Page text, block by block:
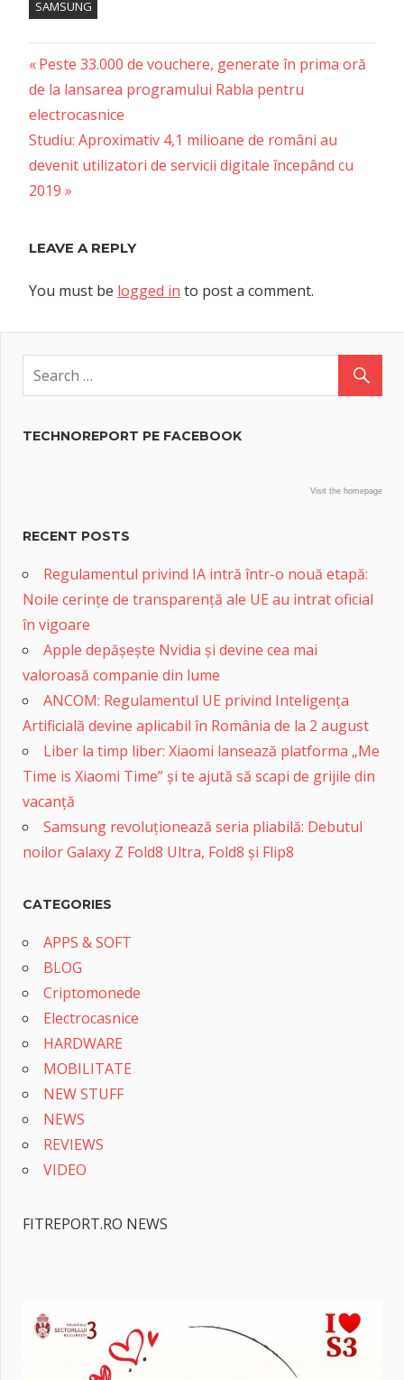
SAMSUNG
Post
navigation
Previous
Post:
Peste 33.000 de vouchere, generate în prima oră
de la lansarea programului Rabla pentru
electrocasnice
Next
Post:
Studiu: Aproximativ 4,1 milioane de români au
devenit utilizatori de servicii digitale începând cu
2019
LEAVE A REPLY
You must be logged in to post a comment.
TECHNOREPORT PE FACEBOOK
Visit the homepage
RECENT POSTS
Regulamentul privind IA intră într-o nouă etapă:
Noile cerințe de transparență ale UE au intrat oficial
în vigoare
Apple depășește Nvidia și devine cea mai
valoroasă companie din lume
ANCOM: Regulamentul UE privind Inteligența
Artificială devine aplicabil în România de la 2 august
Liber la timp liber: Xiaomi lansează platforma „Me
Time is Xiaomi Time” și te ajută să scapi de grijile din
vacanță
Samsung revoluționează seria pliabilă: Debutul
noilor Galaxy Z Fold8 Ultra, Fold8 și Flip8
CATEGORIES
APPS & SOFT
BLOG
Criptomonede
Electrocasnice
HARDWARE
MOBILITATE
NEW STUFF
NEWS
REVIEWS
VIDEO
FITREPORT.RO NEWS